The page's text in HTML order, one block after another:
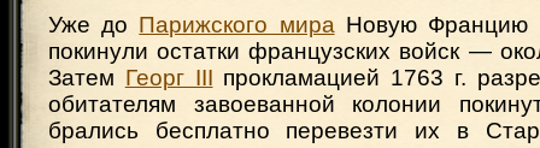
Уже до Парижского мира Новую Францию
покинули остатки французских войск —
Затем Георг III прокламацией 1763 г.
обитателям завоеванной колонии
брались бесплатно перевезти их в